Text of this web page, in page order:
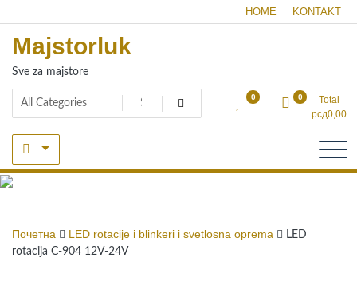
to
content
HOME KONTAKT
Majstorluk
Sve za majstore
0 0
Total
рсд0,00
Почетна LED rotacije i blinkeri i svetlosna oprema
LED
rotacija C-904 12V-24V